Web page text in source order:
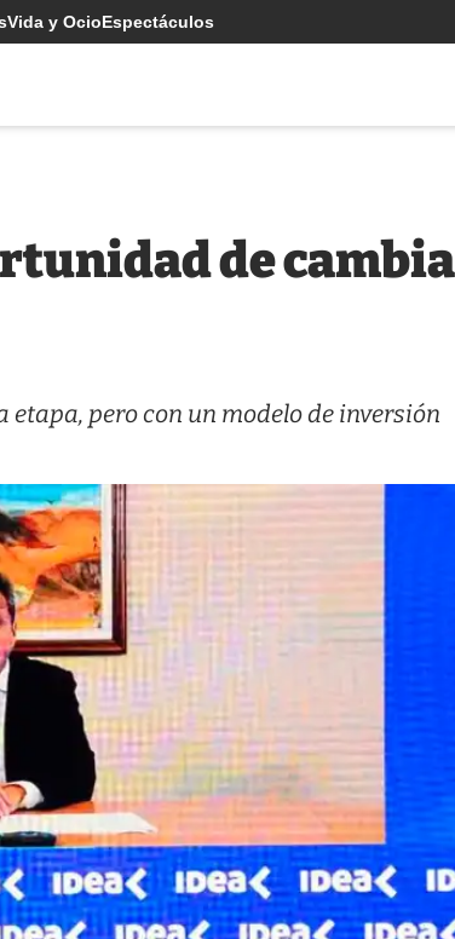
Vida y OcioEspectáculos
de
pero con un modelo de inversión